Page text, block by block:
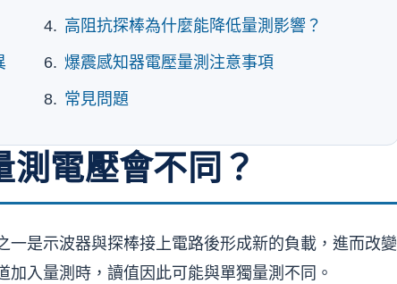
高阻抗探棒為什麼能降低量測影響？
爆震感知器電壓量測注意事項
常見問題
電壓會不同？
是示波器與探棒接上電路後形成新的負載，進而改變
入量測時，讀值因此可能與單獨量測不同。